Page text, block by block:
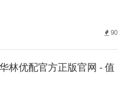
90
林优配官方正版官网 - 值